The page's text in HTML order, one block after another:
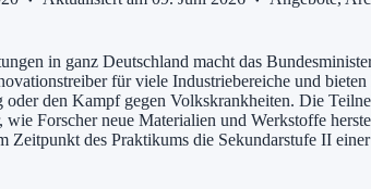
in ganz Deutschland macht das
für viele Industriebereiche und
den Kampf gegen Volkskrankheiten. Die
wie Forscher neue Materialien und Werkstoffe
Zeitpunkt des Praktikums die Sekundarstufe II